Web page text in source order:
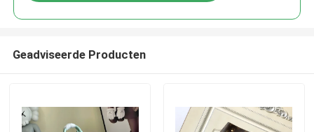
Geadviseerde Producten